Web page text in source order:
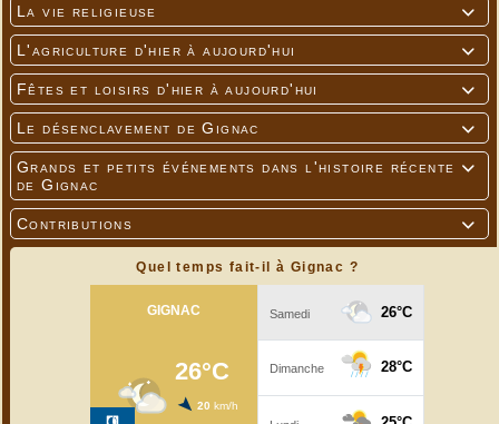

La vie religieuse

L'agriculture d'hier à aujourd'hui

Fêtes et loisirs d'hier à aujourd'hui

Le désenclavement de Gignac

Grands et petits événements dans l'histoire récente
de Gignac

Contributions
Quel temps fait-il à Gignac ?